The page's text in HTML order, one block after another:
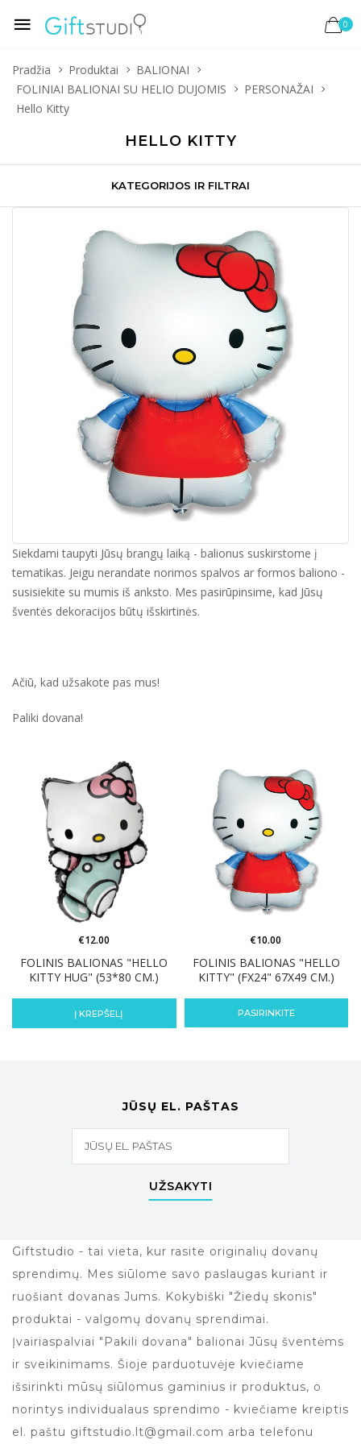
0
Pradžia Produktai
BALIONAI
FOLINIAI BALIONAI SU HELIO DUJOMIS
PERSONAŽAI
Hello Kitty
HELLO KITTY
KATEGORIJOS IR FILTRAI
Siekdami taupyti Jūsų brangų laiką - balionus suskirstome į
tematikas. Jeigu nerandate norimos spalvos ar formos baliono -
susisiekite su mumis iš anksto. Mes pasirūpinsime, kad Jūsų
šventės dekoracijos būtų išskirtinės.
Ačiū, kad užsakote pas mus!
Paliki dovana!
FOLINIS BALIONAS "HELLO
KITTY HUG" (53*80 CM.)
€12.00
Į KREPŠELĮ
FOLINIS BALIONAS "HELLO
KITTY" (FX24" 67X49 CM.)
€10.00
PASIRINKITE
JŪSŲ EL. PAŠTAS
UŽSAKYTI
Giftstudio - tai vieta, kur rasite originalių dovanų
sprendimų. Mes siūlome savo paslaugas kuriant ir
ruošiant dovanas Jums. Kokybiški "Žiedų skonis"
produktai - valgomų dovanų sprendimai.
Įvairiaspalviai "Pakili dovana" balionai Jūsų šventėms
ir sveikinimams. Šioje parduotuvėje kviečiame
išsirinkti mūsų siūlomus gaminius ir produktus, o
norintys individualaus sprendimo - kviečiame kreiptis
el. paštu giftstudio.lt@gmail.com arba telefonu